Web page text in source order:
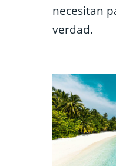
necesitan
verdad.